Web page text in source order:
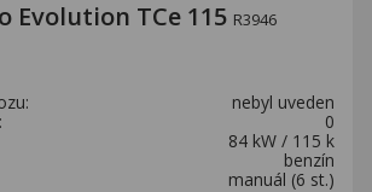
Evolution TCe 115 R3946
nebyl uveden
0
84 kW / 115 k
benzín
manuál (6 st.)